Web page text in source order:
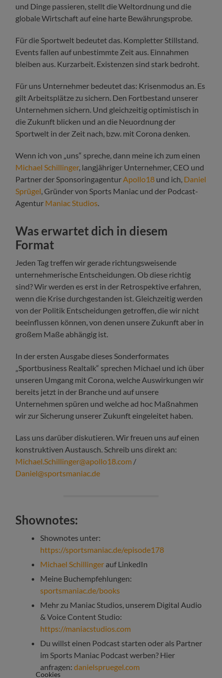
und Dinge passieren, stellt die Weltordnung und die
globale Wirtschaft auf eine harte Bewährungsprobe.
Für die Sportwelt bedeutet das. Kompletter Stillstand.
Events fallen auf unbestimmte Zeit aus. Einnahmen
bleiben aus. Kurzarbeit. Existenzen sind stark bedroht.
Für uns Unternehmer bedeutet das: Krisenmodus an. Es
gilt Arbeitsplätze zu sichern. Den Fortbestand unserer
Unternehmen sichern. Und gleichzeitig optimistisch in
die Zukunft blicken und an die Neuordnung der
Sportwelt in der Zeit nach, bzw. mit Corona denken.
Wenn ich von „uns“ spreche, dann meine ich zum einen
Michael Schillinger, langjähriger Unternehmer, CEO und
Partner der SponsoringagenturApollo18 und ich, Daniel
Sprügel, Gründer von Sports Maniac und der Podcast-
Agentur Maniac Studios.
Was erwartet dich in diesem
Format
Jeden Tag treffen wir gerade richtungsweisende
unternehmerische Entscheidungen. Ob diese richtig
sind? Wir werden es erst in der Retrospektive erfahren,
wenn die Krise durchgestanden ist. Gleichzeitig werden
von der Politik Entscheidungen getroffen, die wir nicht
beeinflussen können, von denen unsere Zukunft aber in
großem Maße abhängig ist.
In der ersten Ausgabe dieses Sonderformates
„Sportbusiness Realtalk“ sprechen Michael und ich über
unseren Umgang mit Corona, welche Auswirkungen wir
bereits jetzt in der Branche und auf unsere
Unternehmen spüren und welche ad hoc Maßnahmen
wir zur Sicherung unserer Zukunft eingeleitet haben.
Lass uns darüber diskutieren. Wir freuen uns auf einen
konstruktiven Austausch. Schreib uns direkt an:
Michael.Schillinger@apollo18.com /
Daniel@sportsmaniac.de
Shownotes:
Shownotes unter:
https://sportsmaniac.de/episode178
Michael Schillinger auf LinkedIn
Meine Buchempfehlungen:
sportsmaniac.de/books
Mehr zu Maniac Studios, unserem Digital Audio
& Voice Content Studio:
https://maniacstudios.com
Du willst einen Podcast starten oder als Partner
im Sports Maniac Podcast werben? Hier
anfragen:danielspruegel.com
Cookies